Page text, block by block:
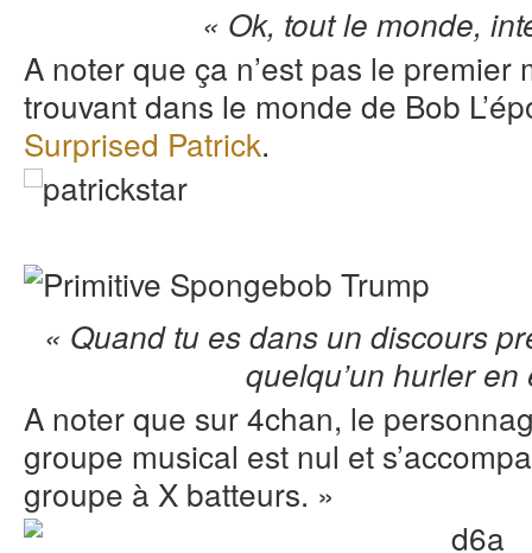
« Ok, tout le monde,
A noter que ça n’est pas le
trouvant dans le monde de Bob
Surprised Patrick.
« Quand tu es dans un discours
quelqu’un hurler
A noter que sur 4chan, le
groupe musical est nul et
groupe à X batteurs. »